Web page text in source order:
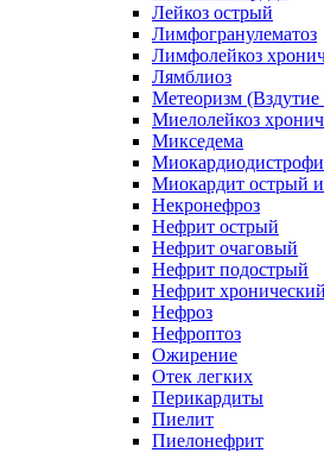
Лейкоз острый
Лимфогранулематоз
Лимфолейкоз
Лямблиоз
Метеоризм (Вздутие
Миелолейкоз
Микседема
Миокардит острый
Некронефроз
Нефрит острый
Нефрит очаговый
Нефрит подострый
Нефрит хронический
Нефроз
Нефроптоз
Ожирение
Отек легких
Перикардиты
Пиелит
Пиелонефрит